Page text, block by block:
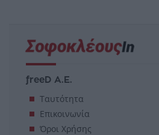
freeD Α.Ε.
Ταυτότητα
Επικοινωνία
Όροι Χρήσης